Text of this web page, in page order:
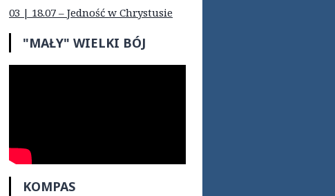
03 | 18.07 – Jedność w Chrystusie
"MAŁY" WIELKI BÓJ
KOMPAS